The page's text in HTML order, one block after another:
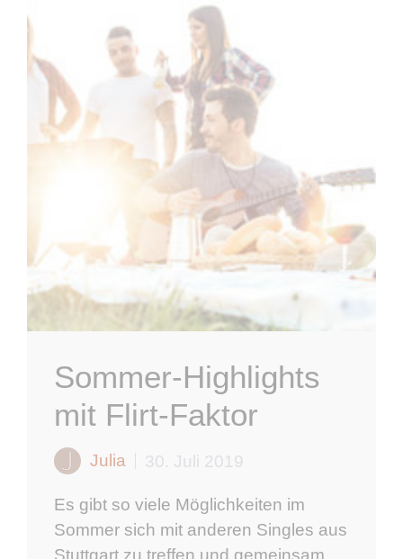
Sommer-Highlights
mit Flirt-Faktor
Julia 30. Juli 2019
Es gibt so viele Möglichkeiten im
Sommer sich mit anderen Singles aus
Stuttgart zu treffen und gemeinsam